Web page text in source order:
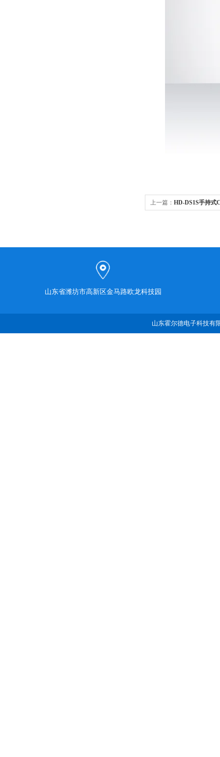
上一篇： HD-DS1S手持式
山东省潍坊市高新区金马路欧龙科技园
山东霍尔德电子科技有